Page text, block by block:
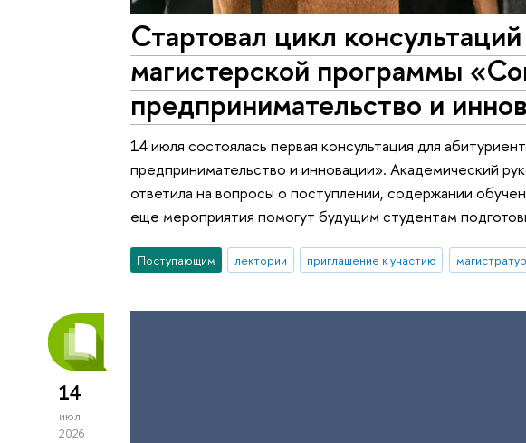
Стартовал цикл
магистерской программы
предпринимательство и
14 июля состоялась первая консультация для
предпринимательство и инновации». Академический
ответила на вопросы о поступлении, содержании
еще мероприятия помогут будущим студентам
Поступающим лектории приглашение к участию
14
июл
2026